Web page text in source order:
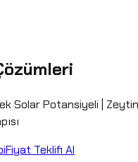
Solar Potansiyeli | Zeytin
Fiyat Teklifi Al